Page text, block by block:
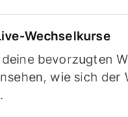
Wechselkurse
bevorzugten
wie sich der